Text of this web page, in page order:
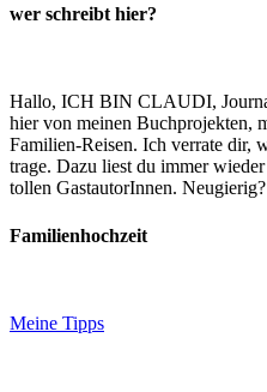
wer schreibt hier?
Hallo, ICH BIN CLAUDI,
hier von meinen Buchprojekten,
Familien-Reisen. Ich verrate dir,
trage. Dazu liest du immer
tollen GastautorInnen.
Familienhochzeit
Meine Tipps